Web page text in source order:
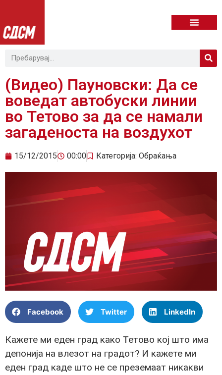
(Видео) Пауновски: Да се
воведат автобуски линии
во Тетово за да се намали
загаденоста на воздухот
15/12/2015 00:00 Категорија: Обраќања
Facebook Twitter LinkedIn
Кажете ми еден град како Тетово кој што има
депонија на влезот на градот? И кажете ми
еден град каде што не се преземаат никакви